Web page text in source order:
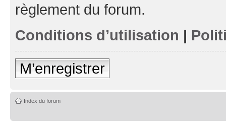
règlement du forum.
Conditions d’utilisation |
M’enregistrer
Index du forum